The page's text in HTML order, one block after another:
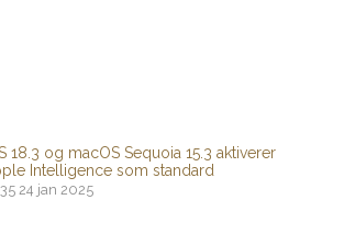
18.3 og macOS Sequoia 15.3 aktiverer
Intelligence som standard
24 jan 2025